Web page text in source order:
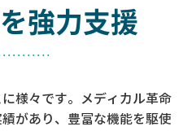
強力支援
様々です。メディカル革命
があり、 豊富な機能を駆使